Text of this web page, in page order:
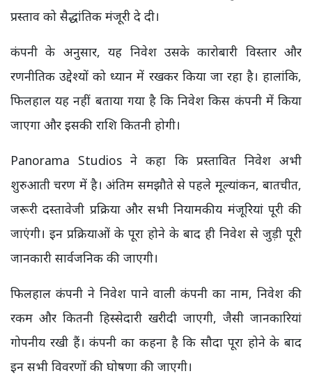
प्रस्ताव को सैद्धांतिक मंजूरी दे दी।
कंपनी के अनुसार, यह निवेश उसके कारोबारी विस्तार और
रणनीतिक उद्देश्यों को ध्यान में रखकर किया जा रहा है। हालांकि,
फिलहाल यह नहीं बताया गया है कि निवेश किस कंपनी में किया
जाएगा और इसकी राशि कितनी होगी।
Panorama Studios ने कहा कि प्रस्तावित निवेश अभी
शुरुआती चरण में है। अंतिम समझौते से पहले मूल्यांकन, बातचीत,
जरूरी दस्तावेजी प्रक्रिया और सभी नियामकीय मंजूरियां पूरी की
जाएंगी। इन प्रक्रियाओं के पूरा होने के बाद ही निवेश से जुड़ी पूरी
जानकारी सार्वजनिक की जाएगी।
फिलहाल कंपनी ने निवेश पाने वाली कंपनी का नाम, निवेश की
रकम और कितनी हिस्सेदारी खरीदी जाएगी, जैसी जानकारियां
गोपनीय रखी हैं। कंपनी का कहना है कि सौदा पूरा होने के बाद
इन सभी विवरणों की घोषणा की जाएगी।